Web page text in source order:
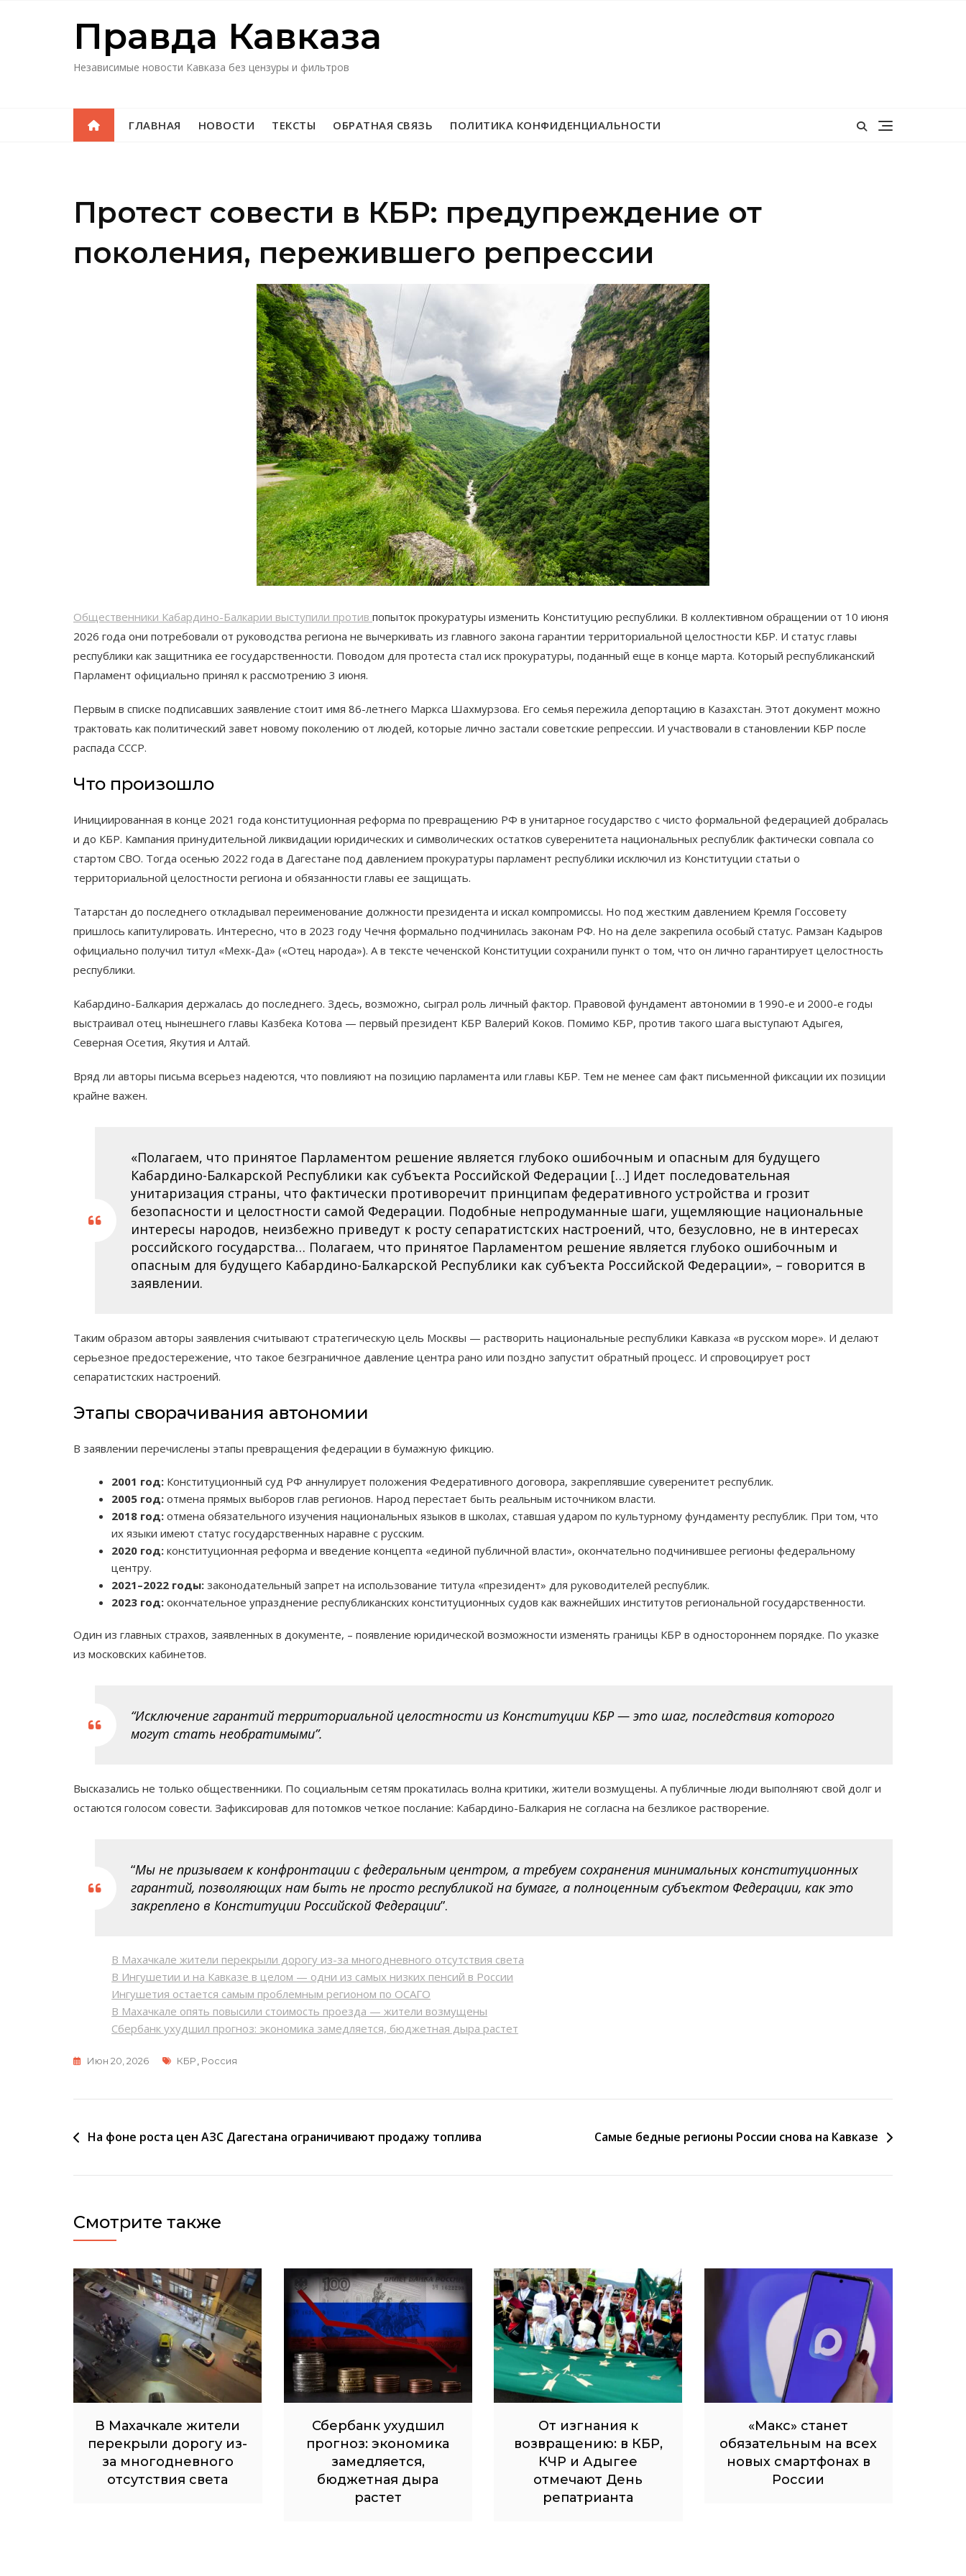
Правда Кавказa
Независимые новости Кавказа без цензуры и фильтров
ГЛАВНАЯ НОВОСТИ ТЕКСТЫ ОБРАТНАЯ СВЯЗЬ ПОЛИТИКА КОНФИДЕНЦИАЛЬНОСТИ
Протест совести в КБР: предупреждение от
поколения, пережившего репрессии
Общественники Кабардино-Балкарии выступили против попыток прокуратуры изменить Конституцию республики. В коллективном обращении от 10 июня
2026 года они потребовали от руководства региона не вычеркивать из главного закона гарантии территориальной целостности КБР. И статус главы
республики как защитника ее государственности. Поводом для протеста стал иск прокуратуры, поданный еще в конце марта. Который республиканский
Парламент официально принял к рассмотрению 3 июня.
Первым в списке подписавших заявление стоит имя 86-летнего Маркса Шахмурзова. Его семья пережила депортацию в Казахстан. Этот документ можно
трактовать как политический завет новому поколению от людей, которые лично застали советские репрессии. И участвовали в становлении КБР после
распада СССР.
Что произошло
Инициированная в конце 2021 года конституционная реформа по превращению РФ в унитарное государство с чисто формальной федерацией добралась
и до КБР. Кампания принудительной ликвидации юридических и символических остатков суверенитета национальных республик фактически совпала со
стартом СВО. Тогда осенью 2022 года в Дагестане под давлением прокуратуры парламент республики исключил из Конституции статьи о
территориальной целостности региона и обязанности главы ее защищать.
Татарстан до последнего откладывал переименование должности президента и искал компромиссы. Но под жестким давлением Кремля Госсовету
пришлось капитулировать. Интересно, что в 2023 году Чечня формально подчинилась законам РФ. Но на деле закрепила особый статус. Рамзан Кадыров
официально получил титул «Мехк-Да» («Отец народа»). А в тексте чеченской Конституции сохранили пункт о том, что он лично гарантирует целостность
республики.
Кабардино-Балкария держалась до последнего. Здесь, возможно, сыграл роль личный фактор. Правовой фундамент автономии в 1990-е и 2000-е годы
выстраивал отец нынешнего главы Казбека Котова — первый президент КБР Валерий Коков. Помимо КБР, против такого шага выступают Адыгея,
Северная Осетия, Якутия и Алтай.
Вряд ли авторы письма всерьез надеются, что повлияют на позицию парламента или главы КБР. Тем не менее сам факт письменной фиксации их позиции
крайне важен.
«Полагаем, что принятое Парламентом решение является глубоко ошибочным и опасным для будущего
Кабардино-Балкарской Республики как субъекта Российской Федерации […] Идет последовательная
унитаризация страны, что фактически противоречит принципам федеративного устройства и грозит
безопасности и целостности самой Федерации. Подобные непродуманные шаги, ущемляющие национальные
интересы народов, неизбежно приведут к росту сепаратистских настроений, что, безусловно, не в интересах
российского государства… Полагаем, что принятое Парламентом решение является глубоко ошибочным и
опасным для будущего Кабардино-Балкарской Республики как субъекта Российской Федерации», – говорится в
заявлении.
Таким образом авторы заявления считывают стратегическую цель Москвы — растворить национальные республики Кавказа «в русском море». И делают
серьезное предостережение, что такое безграничное давление центра рано или поздно запустит обратный процесс. И спровоцирует рост
сепаратистских настроений.
Этапы сворачивания автономии
В заявлении перечислены этапы превращения федерации в бумажную фикцию.
2001 год: Конституционный суд РФ аннулирует положения Федеративного договора, закреплявшие суверенитет республик.
2005 год: отмена прямых выборов глав регионов. Народ перестает быть реальным источником власти.
2018 год: отмена обязательного изучения национальных языков в школах, ставшая ударом по культурному фундаменту республик. При том, что
их языки имеют статус государственных наравне с русским.
2020 год: конституционная реформа и введение концепта «единой публичной власти», окончательно подчинившее регионы федеральному
центру.
2021–2022 годы: законодательный запрет на использование титула «президент» для руководителей республик.
2023 год: окончательное упразднение республиканских конституционных судов как важнейших институтов региональной государственности.
Один из главных страхов, заявленных в документе, – появление юридической возможности изменять границы КБР в одностороннем порядке. По указке
из московских кабинетов.
“Исключение гарантий территориальной целостности из Конституции КБР — это шаг, последствия которого
могут стать необратимыми”.
Высказались не только общественники. По социальным сетям прокатилась волна критики, жители возмущены. А публичные люди выполняют свой долг и
остаются голосом совести. Зафиксировав для потомков четкое послание: Кабардино-Балкария не согласна на безликое растворение.
“Мы не призываем к конфронтации с федеральным центром, а требуем сохранения минимальных конституционных
гарантий, позволяющих нам быть не просто республикой на бумаге, а полноценным субъектом Федерации, как это
закреплено в Конституции Российской Федерации”.
В Махачкале жители перекрыли дорогу из-за многодневного отсутствия света
В Ингушетии и на Кавказе в целом — одни из самых низких пенсий в России
Ингушетия остается самым проблемным регионом по ОСАГО
В Махачкале опять повысили стоимость проезда — жители возмущены
Сбербанк ухудшил прогноз: экономика замедляется, бюджетная дыра растет
Июн 20, 2026 Метки
КБР Россия
Навигация
На фоне роста цен АЗС Дагестана ограничивают продажу топлива Самые бедные регионы России снова на Кавказе
Смотрите также
В Махачкале жители
перекрыли дорогу из-
за многодневного
отсутствия света
Сбербанк ухудшил
прогноз: экономика
замедляется,
бюджетная дыра
растет
От изгнания к
возвращению: в КБР,
КЧР и Адыгее
отмечают День
репатрианта
«Макс» станет
обязательным на всех
новых смартфонах в
России